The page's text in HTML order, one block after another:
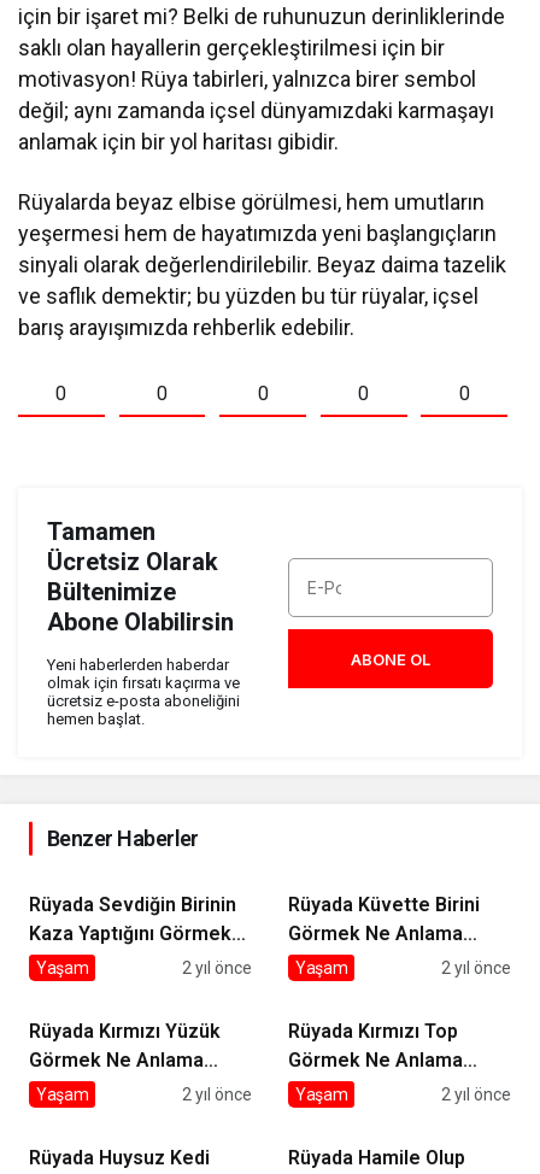
için bir işaret mi? Belki de ruhunuzun derinliklerinde
saklı olan hayallerin gerçekleştirilmesi için bir
motivasyon! Rüya tabirleri, yalnızca birer sembol
değil; aynı zamanda içsel dünyamızdaki karmaşayı
anlamak için bir yol haritası gibidir.
Rüyalarda beyaz elbise görülmesi, hem umutların
yeşermesi hem de hayatımızda yeni başlangıçların
sinyali olarak değerlendirilebilir. Beyaz daima tazelik
ve saflık demektir; bu yüzden bu tür rüyalar, içsel
barış arayışımızda rehberlik edebilir.
0 0 0 0 0
Tamamen
Ücretsiz Olarak
Bültenimize
Abone Olabilirsin
Yeni haberlerden haberdar
olmak için fırsatı kaçırma ve
ücretsiz e-posta aboneliğini
hemen başlat.
ABONE OL
Benzer Haberler
Rüyada Sevdiğin Birinin
Kaza Yaptığını Görmek
Ne Anlama Gelir?
Yaşam 2 yıl önce
Rüyada Küvette Birini
Görmek Ne Anlama
Gelir?
Yaşam 2 yıl önce
Rüyada Kırmızı Yüzük
Görmek Ne Anlama
Gelir?
Yaşam 2 yıl önce
Rüyada Kırmızı Top
Görmek Ne Anlama
Gelir?
Yaşam 2 yıl önce
Rüyada Huysuz Kedi
Rüyada Hamile Olup